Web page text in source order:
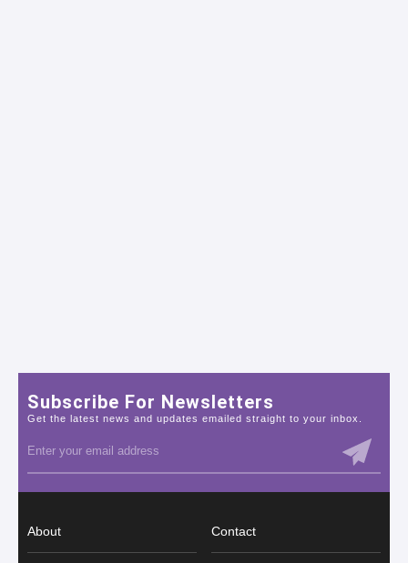
Subscribe For Newsletters
Get the latest news and updates emailed straight to your inbox.
About Contact